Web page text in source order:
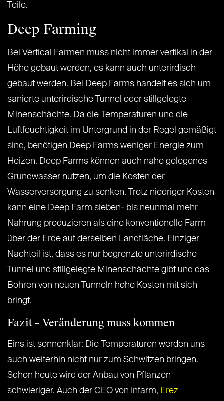
Teile.
Deep Farming
Bei Vertical Farmen muss nicht immer vertikal in der
Höhe gebaut werden, es kann auch unterirdisch
gebaut werden. Bei Deep Farms handelt es sich um
sanierte unterirdische Tunnel oder stillgelegte
Minenschächte. Da die Temperaturen und die
Luftfeuchtigkeit im Untergrund in der Regel gemäßigt
sind, benötigen Deep Farms weniger Energie zum
Heizen. Deep Farms können auch nahe gelegenes
Grundwasser nutzen, um die Kosten der
Wasserversorgung zu senken. Trotz niedriger Kosten
kann eine Deep Farm sieben- bis neunmal mehr
Nahrung produzieren als eine konventionelle Farm
über der Erde auf derselben Landfläche. Einziger
Nachteil ist, dass es nur begrenzte unterirdische
Tunnel und stillgelegte Minenschächte gibt und das
Bohren von neuen Tunneln hohe Kosten mit sich
bringt.
Fazit – Veränderung muss kommen
Eins ist sonnenklar: Die Temperaturen werden uns
auch weiterhin nicht nur zum Schwitzen bringen.
Schon heute wird der Anbau von Pflanzen
schwieriger. Auch der CEO von Infarm, Erez